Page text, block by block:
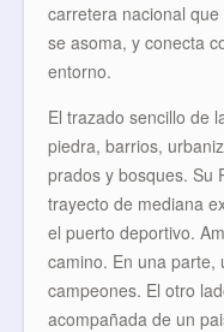
carretera nacional
se asoma, y conecta
entorno.
El trazado sencillo de
piedra, barrios,
prados y bosques. Su
trayecto de mediana
el puerto deportivo.
camino. En una parte,
campeones. El otro
acompañada de un